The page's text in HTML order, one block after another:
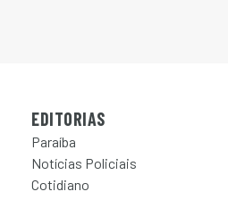
EDITORIAS
Paraíba
Notícias Policiais
Cotidiano